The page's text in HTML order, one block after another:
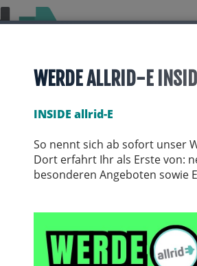
WERDE ALLRID-E
INSIDE allrid-E
So nennt sich ab sofort unser
Dort erfahrt Ihr als Erste von:
besonderen Angeboten sowie
ARTIKEL FILTERN